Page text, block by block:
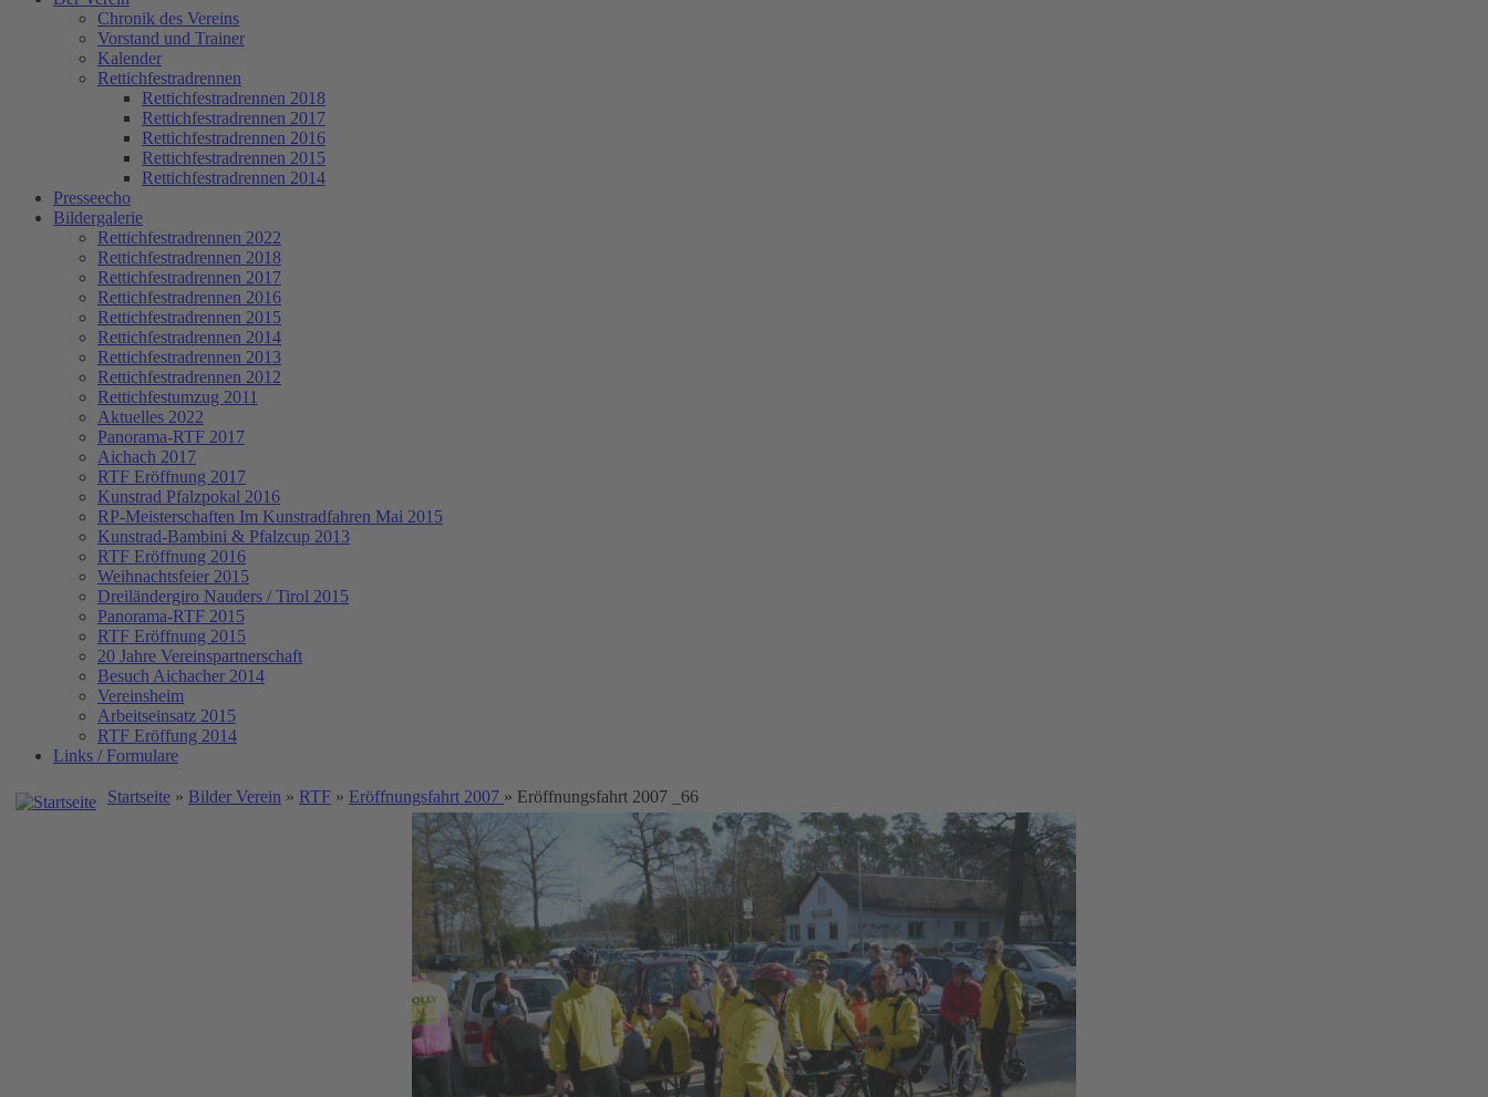
Chronik des Vereins
Vorstand und Trainer
Kalender
Rettichfestradrennen
Rettichfestradrennen 2018
Rettichfestradrennen 2017
Rettichfestradrennen 2016
Rettichfestradrennen 2015
Rettichfestradrennen 2014
Presseecho
Bildergalerie
Rettichfestradrennen 2022
Rettichfestradrennen 2018
Rettichfestradrennen 2017
Rettichfestradrennen 2016
Rettichfestradrennen 2015
Rettichfestradrennen 2014
Rettichfestradrennen 2013
Rettichfestradrennen 2012
Rettichfestumzug 2011
Aktuelles 2022
Panorama-RTF 2017
Aichach 2017
RTF Eröffnung 2017
Kunstrad Pfalzpokal 2016
RP-Meisterschaften Im Kunstradfahren Mai 2015
Kunstrad-Bambini & Pfalzcup 2013
RTF Eröffnung 2016
Weihnachtsfeier 2015
Dreiländergiro Nauders / Tirol 2015
Panorama-RTF 2015
RTF Eröffnung 2015
20 Jahre Vereinspartnerschaft
Besuch Aichacher 2014
Vereinsheim
Arbeitseinsatz 2015
RTF Eröffung 2014
Links / Formulare
Startseite » Bilder Verein » RTF » Eröffnungsfahrt 2007 » Eröffnungsfahrt 2007 _66